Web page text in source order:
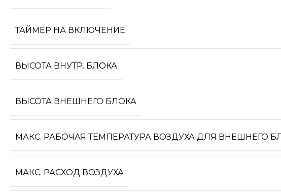
ТАЙМЕР НА ВКЛЮЧЕНИЕ
ВЫСОТА ВНУТР. БЛОКА
ВЫСОТА ВНЕШНЕГО БЛОКА
МАКС. РАБОЧАЯ ТЕМПЕРАТУРА ВОЗДУХА ДЛЯ ВНЕШНЕГО
МАКС. РАСХОД ВОЗДУХА